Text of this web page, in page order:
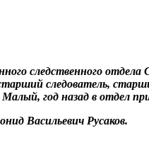
следственного
следователь,
Малый, год назад в
Васильевич Русаков.